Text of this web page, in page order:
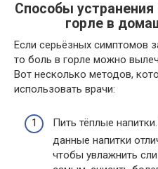
Способы
горле в
Если серьёзных симптомов
то боль в горле можно
Вот несколько методов,
использовать врачи:
Пить тёплые
данные напитки
чтобы увлажнить